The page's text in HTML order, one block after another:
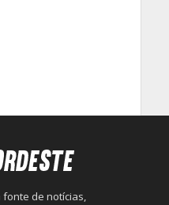
de notícias,